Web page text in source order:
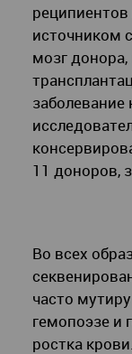
источником
мозг
11 доноров,
Во всех
часто
гемопоэзе и
ростка